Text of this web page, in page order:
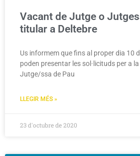
Vacant de Jutge o
titular a Deltebre
Us informem que fins al proper dia 10
poden presentar les sol·licituds per a
Jutge/ssa de Pau
LLEGIR MÉS »
23 d'octubre de 2020